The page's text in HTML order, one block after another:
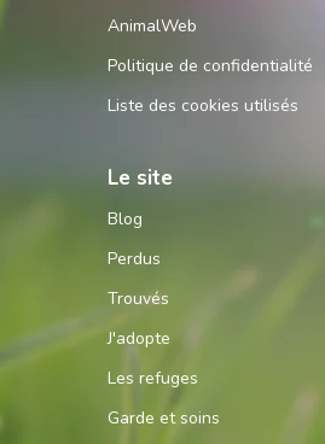
AnimalWeb
Politique de confidentialité
Liste des cookies utilisés
Le site
Blog
Perdus
Trouvés
J'adopte
Les refuges
Garde et soins